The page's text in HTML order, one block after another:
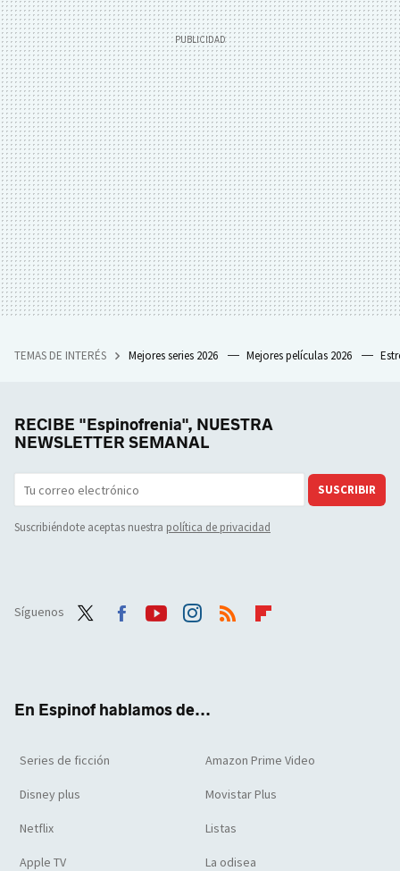
TEMAS DE INTERÉS Mejores series 2026 Mejores películas 2026
RECIBE "Espinofrenia", NUESTRA
NEWSLETTER SEMANAL
SUSCRIBIR
Suscribiéndote aceptas nuestra política de privacidad
Síguenos
En Espinof hablamos de...
Series de ficción Amazon Prime Video
Disney plus Movistar Plus
Netflix Listas
Apple TV La odisea